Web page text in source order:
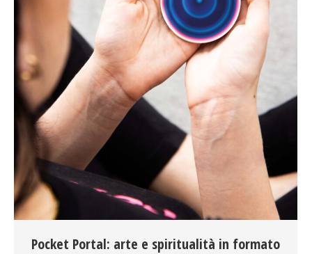
Pocket Portal: arte e spiritualità in formato